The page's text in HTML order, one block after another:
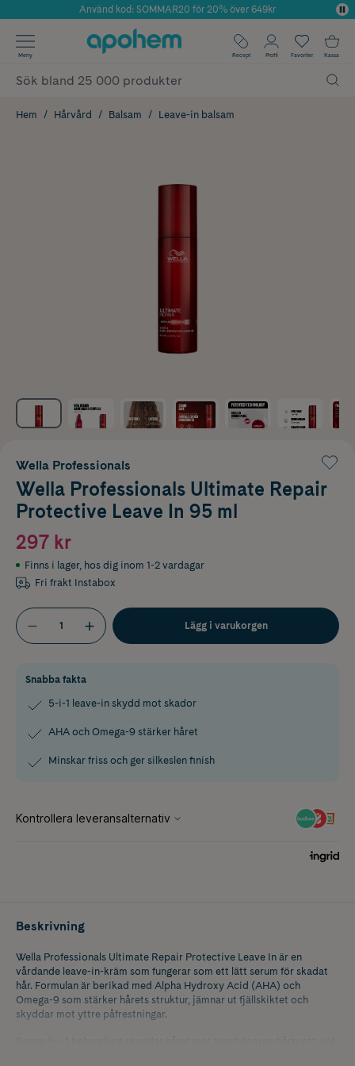
Årets Butik 2025 inom Skönhet
Använd kod: SOMMAR20 för 20% över 649kr
✓ Fri frakt
✓ Poäng på alla köp*
Meny Recept Profil Favoriter Kassa
Hem Hårvård Balsam Leave-in balsam
Wella Professionals
Wella Professionals Ultimate Repair
Protective Leave In 95 ml
297 kr
Finns i lager, hos dig inom 1-2 vardagar
Fri frakt Instabox
Lägg i varukorgen
Snabba fakta
5-i-1 leave-in skydd mot skador
AHA och Omega-9 stärker håret
Minskar friss och ger silkeslen finish
Beskrivning
Wella Professionals Ultimate Repair Protective Leave In är en
vårdande leave-in-kräm som fungerar som ett lätt serum för skadat
hår. Formulan är berikad med Alpha Hydroxy Acid (AHA) och
Omega-9 som stärker hårets struktur, jämnar ut fjällskiktet och
skyddar mot yttre påfrestningar.